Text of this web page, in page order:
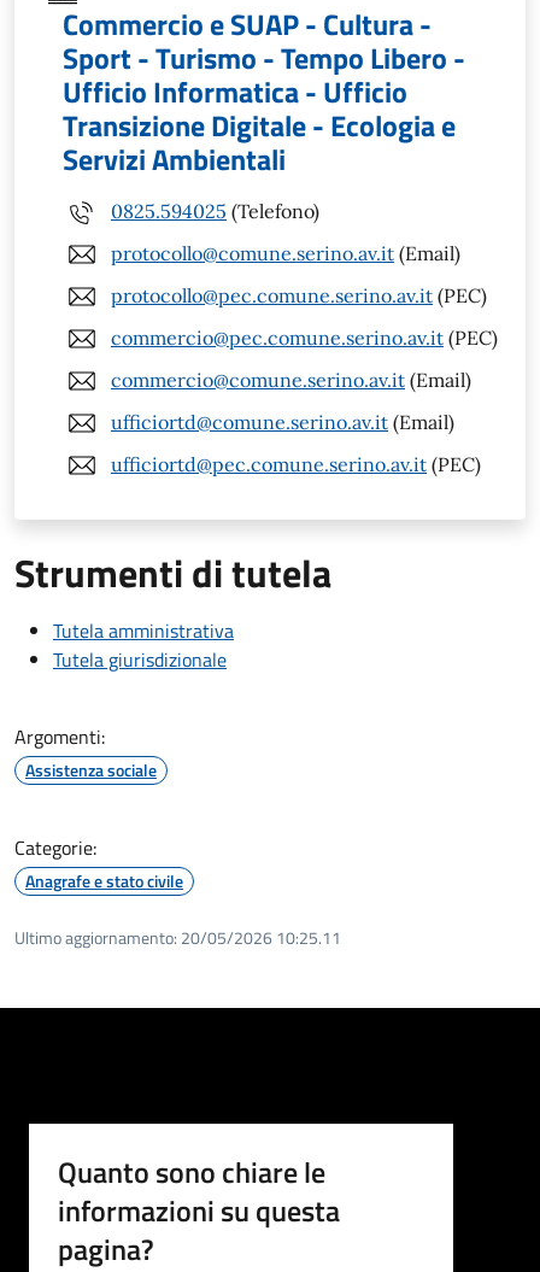
Commercio e SUAP - Cultura -
Sport - Turismo - Tempo Libero -
Ufficio Informatica - Ufficio
Transizione Digitale - Ecologia e
Servizi Ambientali
0825.594025 (Telefono)
protocollo@comune.serino.av.it (Email)
protocollo@pec.comune.serino.av.it (PEC)
commercio@pec.comune.serino.av.it (PEC)
commercio@comune.serino.av.it (Email)
ufficiortd@comune.serino.av.it (Email)
ufficiortd@pec.comune.serino.av.it (PEC)
Strumenti di tutela
Tutela amministrativa
Tutela giurisdizionale
Argomenti:
Assistenza sociale
Categorie:
Anagrafe e stato civile
Ultimo aggiornamento: 20/05/2026 10:25.11
Quanto sono chiare le
informazioni su questa
pagina?